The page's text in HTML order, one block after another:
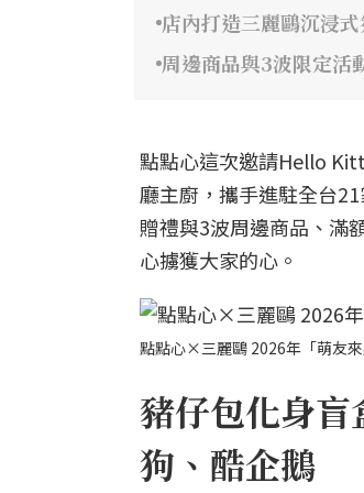
店內打造三麗鷗沉浸
周邊商品與3波限定活
點點心這次邀請Hello
廳主廚，攜手進駐全台
贈禮與3波周邊商品、滿
心擄獲大家的心。
點點心×三麗鷗 2026年「萌友
豬仔包化身
狗、酷企鵝